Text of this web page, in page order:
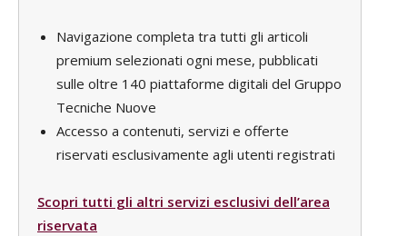
Navigazione completa tra tutti gli articoli
premium selezionati ogni mese, pubblicati
sulle oltre 140 piattaforme digitali del Gruppo
Tecniche Nuove
Accesso a contenuti, servizi e offerte
riservati esclusivamente agli utenti registrati
Scopri tutti gli altri servizi esclusivi dell’area
riservata